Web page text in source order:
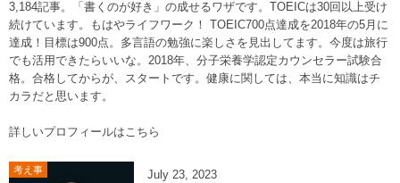
3,184記事。「書くのが好き」の成せるワザです。TOEICは30回以上受け
続けています。もはやライフワーク！ TOEIC700点達成を2018年の5月に
達成！目標は900点。多言語の勉強に楽しさを見出してます。今度は旅行
でも活用できたらいいな。2018年、分子栄養学認定カウンセラー試験合
格。合格してからが、スタートです。健康に関しては、本当に知識はチ
カラだと思います。
詳しいプロフィールはこちら
考え事 July 23, 2023